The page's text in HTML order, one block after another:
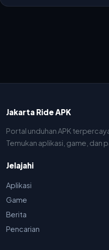
Jakarta Ride APK
Portal unduhan APK
Temukan aplikasi, game, dan
Jelajahi
Aplikasi
Game
Berita
Pencarian